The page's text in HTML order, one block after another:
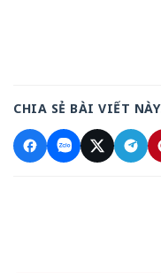
CHIA SẺ BÀI VIẾT